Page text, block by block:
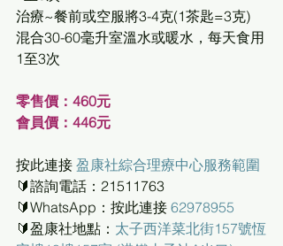
治療~餐前或空服將3-4克(1茶匙=3克)
混合30-60毫升室溫水或暖水，每天食用
1至3次
零售價：460元
會員價：446元
按此連接 盈康社綜合理療中心服務範圍
🔰諮詢電話：21511763
🔰WhatsApp：按此連接 62978955
🔰盈康社地點： 太子西洋菜北街157號恆